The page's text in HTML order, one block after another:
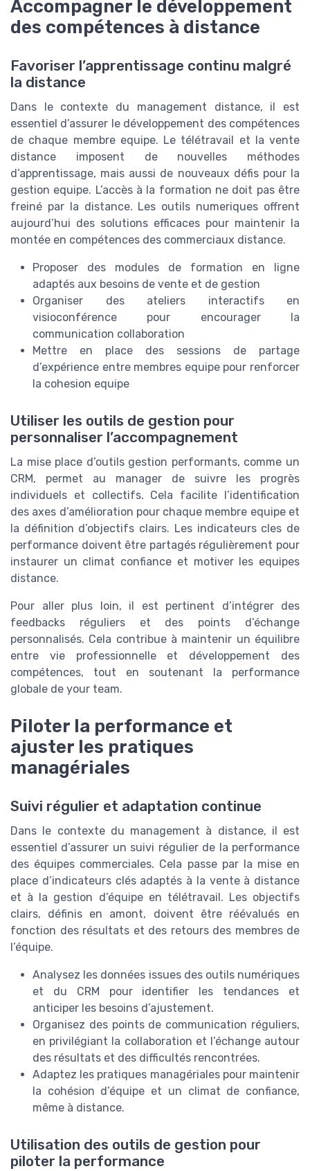
Accompagner le développement
des compétences à distance
Favoriser l’apprentissage continu malgré
la distance
Dans le contexte du management distance, il est
essentiel d’assurer le développement des compétences
de chaque membre equipe. Le télétravail et la vente
distance imposent de nouvelles méthodes
d’apprentissage, mais aussi de nouveaux défis pour la
gestion equipe. L’accès à la formation ne doit pas être
freiné par la distance. Les outils numeriques offrent
aujourd’hui des solutions efficaces pour maintenir la
montée en compétences des commerciaux distance.
Proposer des modules de formation en ligne
adaptés aux besoins de vente et de gestion
Organiser des ateliers interactifs en
visioconférence pour encourager la
communication collaboration
Mettre en place des sessions de partage
d’expérience entre membres equipe pour renforcer
la cohesion equipe
Utiliser les outils de gestion pour
personnaliser l’accompagnement
La mise place d’outils gestion performants, comme un
CRM, permet au manager de suivre les progrès
individuels et collectifs. Cela facilite l’identification
des axes d’amélioration pour chaque membre equipe et
la définition d’objectifs clairs. Les indicateurs cles de
performance doivent être partagés régulièrement pour
instaurer un climat confiance et motiver les equipes
distance.
Pour aller plus loin, il est pertinent d’intégrer des
feedbacks réguliers et des points d’échange
personnalisés. Cela contribue à maintenir un équilibre
entre vie professionnelle et développement des
compétences, tout en soutenant la performance
globale de your team.
Piloter la performance et
ajuster les pratiques
managériales
Suivi régulier et adaptation continue
Dans le contexte du management à distance, il est
essentiel d’assurer un suivi régulier de la performance
des équipes commerciales. Cela passe par la mise en
place d’indicateurs clés adaptés à la vente à distance
et à la gestion d’équipe en télétravail. Les objectifs
clairs, définis en amont, doivent être réévalués en
fonction des résultats et des retours des membres de
l’équipe.
Analysez les données issues des outils numériques
et du CRM pour identifier les tendances et
anticiper les besoins d’ajustement.
Organisez des points de communication réguliers,
en privilégiant la collaboration et l’échange autour
des résultats et des difficultés rencontrées.
Adaptez les pratiques managériales pour maintenir
la cohésion d’équipe et un climat de confiance,
même à distance.
Utilisation des outils de gestion pour
piloter la performance